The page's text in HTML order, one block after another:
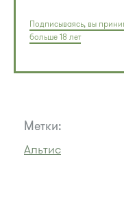
Подписываясь, вы
больше 18 лет
Метки:
Альтис